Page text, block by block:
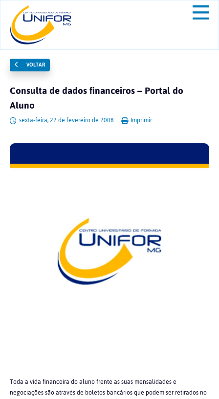
VOLTAR
Consulta de dados financeiros – Portal do
Aluno
sexta-feira, 22 de fevereiro de 2008. Imprimir
Toda a vida financeira do aluno frente as suas mensalidades e
negociações são através de boletos bancários que podem ser retirados no